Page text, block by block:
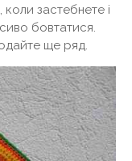
застебнете і
бовтатися.
ще ряд.